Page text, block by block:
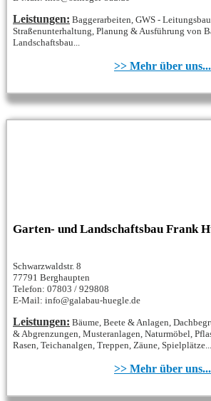
Leistungen: Baggerarbeiten, GWS - Leitungsbau
Straßenunterhaltung, Planung & Ausführung von
Landschaftsbau...
>> Mehr über uns...
Garten- und Landschaftsbau Frank
Schwarzwaldstr. 8
77791 Berghaupten
Telefon: 07803 / 929808
E-Mail: info@galabau-huegle.de
Leistungen: Bäume, Beete & Anlagen,
& Abgrenzungen, Musteranlagen, Naturmöbel,
Rasen, Teichanalgen, Treppen, Zäune, Spielplätze...
>> Mehr über uns...